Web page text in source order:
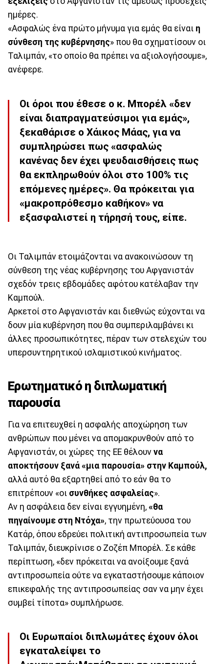
ημέρες.
«Ασφαλώς ένα πρώτο μήνυμα για εμάς θα είναι η
σύνθεση της κυβέρνησης» που θα σχηματίσουν οι
Ταλιμπάν, «το οποίο θα πρέπει να αξιολογήσουμε»,
ανέφερε.
Οι όροι που έθεσε ο κ. Μπορέλ «δεν
είναι διαπραγματεύσιμοι για εμάς»,
ξεκαθάρισε ο Χάικος Μάας, για να
συμπληρώσει πως «ασφαλώς
κανένας δεν έχει ψευδαισθήσεις πως
θα εκπληρωθούν όλοι στο 100% τις
επόμενες ημέρες». Θα πρόκειται για
«μακροπρόθεσμο καθήκον» να
εξασφαλιστεί η τήρησή τους, είπε.
Οι Ταλιμπάν ετοιμάζονται να ανακοινώσουν τη
σύνθεση της νέας κυβέρνησης του Αφγανιστάν
σχεδόν τρεις εβδομάδες αφότου κατέλαβαν την
Καμπούλ.
Αρκετοί στο Αφγανιστάν και διεθνώς εύχονται να
δουν μία κυβέρνηση που θα συμπεριλαμβάνει κι
άλλες προσωπικότητες, πέραν των στελεχών του
υπερσυντηρητικού ισλαμιστικού κινήματος.
Ερωτηματικό η διπλωματική
παρουσία
Για να επιτευχθεί η ασφαλής αποχώρηση των
ανθρώπων που μένει να απομακρυνθούν από το
Αφγανιστάν, οι χώρες της ΕΕ θέλουν να
αποκτήσουν ξανά «μια παρουσία» στην Καμπούλ,
αλλά αυτό θα εξαρτηθεί από το εάν θα το
επιτρέπουν «οι συνθήκες ασφαλείας».
Αν η ασφάλεια δεν είναι εγγυημένη, «θα
πηγαίνουμε στη Ντόχα», την πρωτεύουσα του
Κατάρ, όπου εδρεύει πολιτική αντιπροσωπεία των
Ταλιμπάν, διευκρίνισε ο Ζοζέπ Μπορέλ. Σε κάθε
περίπτωση, «δεν πρόκειται να ανοίξουμε ξανά
αντιπροσωπεία ούτε να εγκαταστήσουμε κάποιον
επικεφαλής της αντιπροσωπείας σαν να μην έχει
συμβεί τίποτα» συμπλήρωσε.
Οι Ευρωπαίοι διπλωμάτες έχουν όλοι
εγκαταλείψει το